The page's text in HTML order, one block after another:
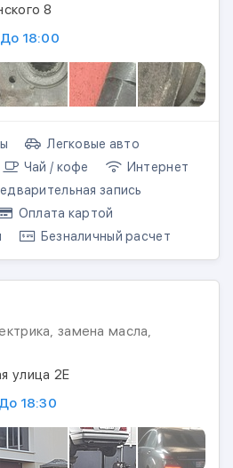
8
До 18:00
Легковые авто
Чай / кофе
Интернет
запись
Оплата картой
Безналичный расчет
замена масла,
улица 2Е
До 18:30